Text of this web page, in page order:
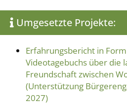
Umgesetzte Projekte:
Erfahrungsbericht in
Videotagebuchs über die
Freundschaft zwischen
(Unterstützung
2027)